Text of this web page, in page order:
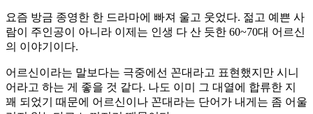
요즘 방금 종영한 한 드라마에 빠져 울고 웃었다. 젊고 예쁜 사
람이 주인공이 아니라 이제는 인생 다 산 듯한 60~70대 어르신
의 이야기이다.
어르신이라는 말보다는 극중에선 꼰대라고 표현했지만 시니
어라고 하는 게 좋을 것 같다. 나도 이미 그 대열에 합류한 지
꽤 되었기 때문에 어르신이나 꼰대라는 단어가 내게는 좀 어울